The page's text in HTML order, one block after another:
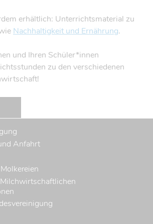
erhältlich: Unterrichtsmaterial zu
Nachhaltigkeit und Ernährung.
und Ihren Schüler*innen
zu den verschiedenen
Anfahrt